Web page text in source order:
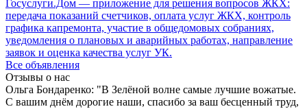
Госуслуги.Дом — приложение для решения вопросов ЖКХ:
передача показаний счетчиков, оплата услуг ЖКХ, контроль
графика капремонта, участие в общедомовых собраниях,
уведомления о плановых и аварийных работах, направление
заявок и оценка качества услуг УК.
Все объявления
Отзывы о нас
Ольга Бондаренко: "В Зелёной волне самые лучшие вожатые.
С вашим днём дорогие наши, спасибо за ваш бесценный труд,